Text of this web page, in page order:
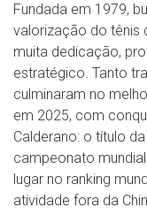
Fundada em 1979,
valorização do tênis
muita dedicação,
estratégico. Tanto
culminaram no
em 2025, com
Calderano: o título
campeonato
lugar no ranking
atividade fora da